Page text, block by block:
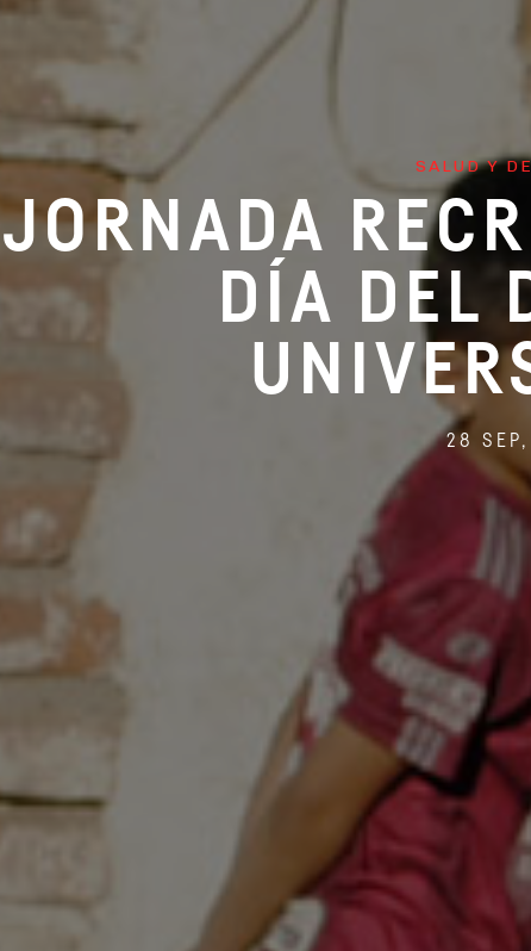
SALUD Y
JORNADA
DÍA DEL
28 SEP,